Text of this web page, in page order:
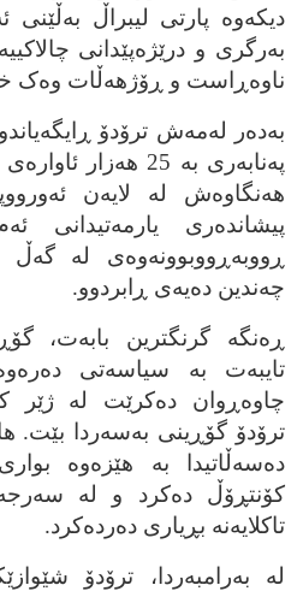
دیکه‌وه‌ پارتی لیبراڵ
به‌رگری و درێژه‌پێدانی
ناوه‌ڕاست و ڕۆژهه‌ڵات وه‌ک
به‌ده‌ر له‌مه‌ش ترۆدۆ
په‌نابه‌ری به‌ 25
هه‌نگاوه‌ش له‌ لایه‌ن
پیشانده‌ری یارمه‌تیدانی
ڕووبه‌ڕووبوونه‌وه‌ی له‌ گه‌ڵ
چه‌ندین ده‌یه‌ی ڕابردوو.
ڕه‌نگه‌ گرنگترین بابه‌ت،
تایبه‌ت به‌ سیاسه‌تی
چاوه‌ڕوان ده‌کرێت له‌ ژێر
ترۆدۆ گۆڕینی به‌سه‌ردا بێت.
ده‌سه‌ڵاتیدا به‌ هێزه‌وه‌
کۆنتڕۆڵ ده‌کرد و له‌
تاکلایه‌نه‌ بڕیاری ده‌رده‌کرد.
له‌ به‌رامبه‌ردا، ترۆدۆ